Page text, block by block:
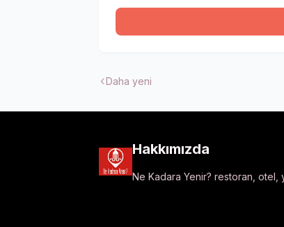
Daha yeni
Hakkımızda
Ne Kadara Yenir? restoran, otel,